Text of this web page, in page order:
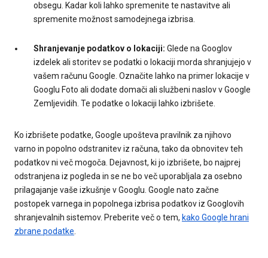
obsegu. Kadar koli lahko spremenite te nastavitve ali
spremenite možnost samodejnega izbrisa.
Shranjevanje podatkov o lokaciji: Glede na Googlov
izdelek ali storitev se podatki o lokaciji morda shranjujejo v
vašem računu Google. Označite lahko na primer lokacije v
Googlu Foto ali dodate domači ali službeni naslov v Google
Zemljevidih. Te podatke o lokaciji lahko izbrišete.
Ko izbrišete podatke, Google upošteva pravilnik za njihovo
varno in popolno odstranitev iz računa, tako da obnovitev teh
podatkov ni več mogoča. Dejavnost, ki jo izbrišete, bo najprej
odstranjena iz pogleda in se ne bo več uporabljala za osebno
prilagajanje vaše izkušnje v Googlu. Google nato začne
postopek varnega in popolnega izbrisa podatkov iz Googlovih
shranjevalnih sistemov. Preberite več o tem, kako Google hrani
zbrane podatke.